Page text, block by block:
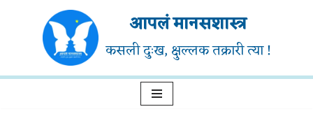
to
आपलं मानसशास्त्र
कसली दुःख, क्षुल्लक तक्रारी त्या !